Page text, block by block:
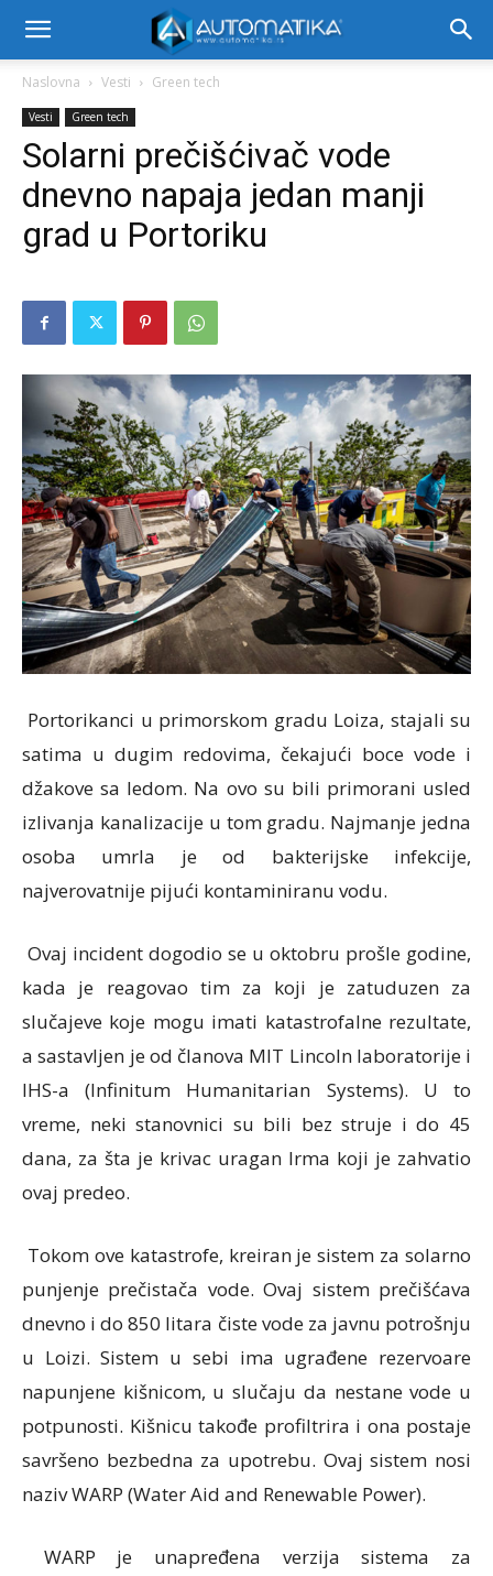
Naslovna Vesti Green tech
Vesti Green tech
Solarni prečišćivač vode
dnevno napaja jedan manji
grad u Portoriku
Portorikanci u primorskom gradu Loiza, stajali su
satima u dugim redovima, čekajući boce vode i
džakove sa ledom. Na ovo su bili primorani usled
izlivanja kanalizacije u tom gradu. Najmanje jedna
osoba umrla je od bakterijske infekcije,
najverovatnije pijući kontaminiranu vodu.
Ovaj incident dogodio se u oktobru prošle godine,
kada je reagovao tim za koji je zatuduzen za
slučajeve koje mogu imati katastrofalne rezultate,
a sastavljen je od članova MIT Lincoln laboratorije i
IHS-a (Infinitum Humanitarian Systems). U to
vreme, neki stanovnici su bili bez struje i do 45
dana, za šta je krivac uragan Irma koji je zahvatio
ovaj predeo.
Tokom ove katastrofe, kreiran je sistem za solarno
punjenje prečistača vode. Ovaj sistem prečišćava
dnevno i do 850 litara čiste vode za javnu potrošnju
u Loizi. Sistem u sebi ima ugrađene rezervoare
napunjene kišnicom, u slučaju da nestane vode u
potpunosti. Kišnicu takođe profiltrira i ona postaje
savršeno bezbedna za upotrebu. Ovaj sistem nosi
naziv WARP (Water Aid and Renewable Power).
WARP je unapređena verzija sistema za